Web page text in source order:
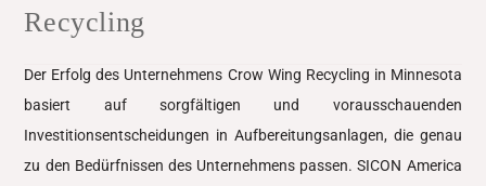
Recycling
Der Erfolg des Unternehmens Crow Wing Recycling in Minnesota
basiert auf sorgfältigen und vorausschauenden
Investitionsentscheidungen in Aufbereitungsanlagen, die genau
zu den Bedürfnissen des Unternehmens passen. SICON America